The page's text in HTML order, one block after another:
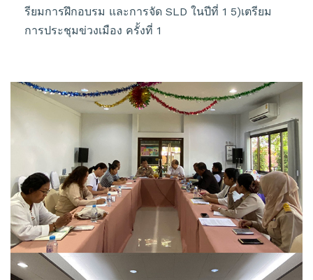
รียมการฝึกอบรม และการจัด SLD ในปีที่ 1 5)เตรียม
การประชุมข่วงเมือง ครั้งที่ 1